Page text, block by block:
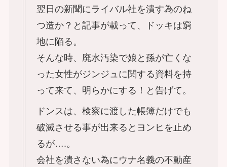
翌日の新聞にライバル社を潰す為のね
つ造か？と記事が載って、ドッキは窮
地に陥る。
そんな時、廃水汚染で娘と孫が亡くな
った女性がジンジュに関する資料を持
って来て、明らかにする！と告げて。
ドンスは、検察に渡した帳簿だけでも
破滅させる事が出来るとヨンヒを止め
るが….。
会社を潰さない為にウナ名義の不動産